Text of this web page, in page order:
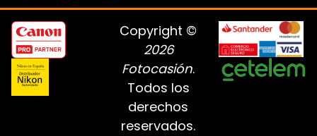
Copyright ©
2026
Fotocasión.
Todos los
derechos
reservados.